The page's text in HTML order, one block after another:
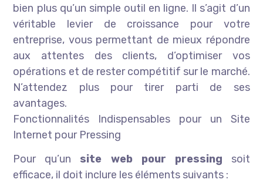
bien plus qu’un simple outil en ligne. Il s’agit d’un
véritable levier de croissance pour votre
entreprise, vous permettant de mieux répondre
aux attentes des clients, d’optimiser vos
opérations et de rester compétitif sur le marché.
N’attendez plus pour tirer parti de ses
avantages.
Fonctionnalités Indispensables pour un Site
Internet pour Pressing
Pour qu’un site web pour pressing soit
efficace, il doit inclure les éléments suivants :